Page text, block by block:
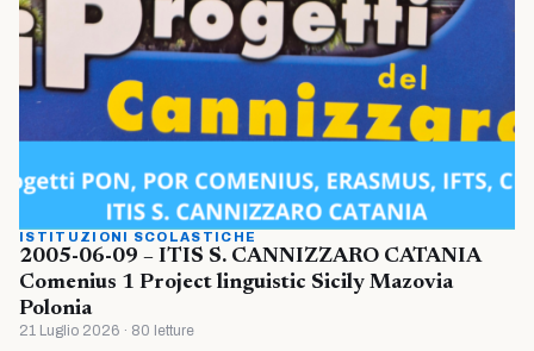
ISTITUZIONI SCOLASTICHE
2005-06-09 – ITIS S. CANNIZZARO CATANIA
Comenius 1 Project linguistic Sicily Mazovia
Polonia
21 Luglio 2026 · 80 letture